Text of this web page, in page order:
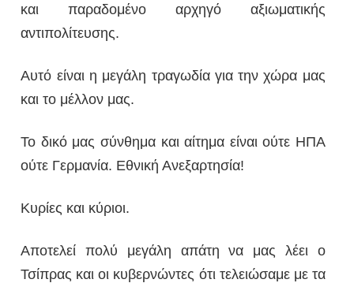
και παραδομένο αρχηγό αξιωματικής
αντιπολίτευσης.
Αυτό είναι η μεγάλη τραγωδία για την χώρα μας
και το μέλλον μας.
Το δικό μας σύνθημα και αίτημα είναι ούτε ΗΠΑ
ούτε Γερμανία. Εθνική Ανεξαρτησία!
Κυρίες και κύριοι.
Αποτελεί πολύ μεγάλη απάτη να μας λέει ο
Τσίπρας και οι κυβερνώντες ότι τελειώσαμε με τα